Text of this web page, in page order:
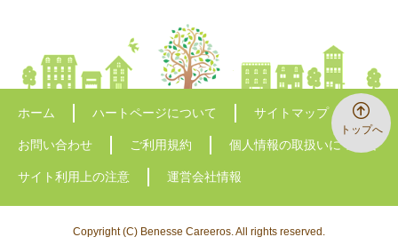
トップへ
ホーム ハートページについて サイトマップ
お問い合わせ ご利用規約 個人情報の取扱いについて
サイト利用上の注意 運営会社情報
Copyright (C) Benesse Careeros. All rights reserved.